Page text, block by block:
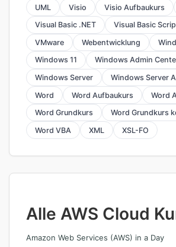
UML
Visio Visio Aufbaukurs
Visual Basic .NET
Visual Basic
VMware
Webentwicklung
Windows 11
Windows Admin
Windows Server
Windows Server
Word
Word Aufbaukurs
Word
Word Grundkurs
Word Grundkurs
Word VBA
XML XSL-FO
Alle AWS Cloud
Amazon Web Services (AWS) in a Day